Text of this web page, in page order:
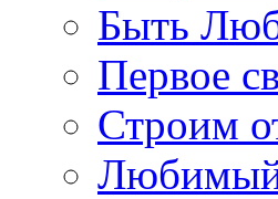
Быть
Первое
Строим